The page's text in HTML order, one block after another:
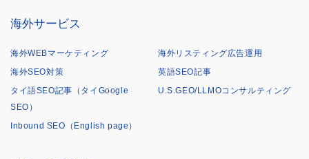
海外サービス
海外WEBマーケティング
海外リスティング広告運用
海外SEO対策
英語SEO記事
タイ語SEO記事（タイGoogle
SEO）
U.S.GEO/LLMOコンサルティング
Inbound SEO（English page）